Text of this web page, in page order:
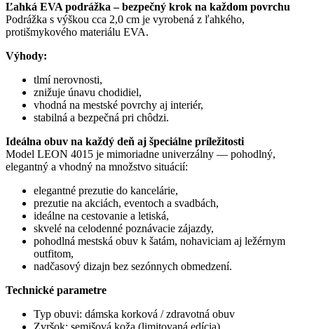
Ľahká EVA podrážka – bezpečný krok na každom povrchu
Podrážka s výškou cca 2,0 cm je vyrobená z ľahkého,
protišmykového materiálu EVA.
Výhody:
tlmí nerovnosti,
znižuje únavu chodidiel,
vhodná na mestské povrchy aj interiér,
stabilná a bezpečná pri chôdzi.
Ideálna obuv na každý deň aj špeciálne príležitosti
Model LEON 4015 je mimoriadne univerzálny — pohodlný,
elegantný a vhodný na množstvo situácií:
elegantné prezutie do kancelárie,
prezutie na akciách, eventoch a svadbách,
ideálne na cestovanie a letiská,
skvelé na celodenné poznávacie zájazdy,
pohodlná mestská obuv k šatám, nohaviciam aj ležérnym
outfitom,
nadčasový dizajn bez sezónnych obmedzení.
Technické parametre
Typ obuvi: dámska korková / zdravotná obuv